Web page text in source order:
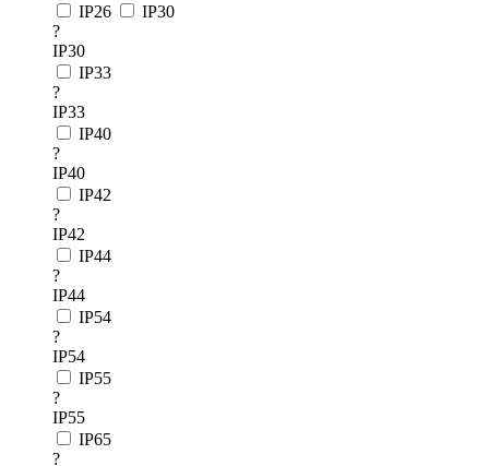
IP26
IP30
?
IP30
IP33
?
IP33
IP40
?
IP40
IP42
?
IP42
IP44
?
IP44
IP54
?
IP54
IP55
?
IP55
IP65
?